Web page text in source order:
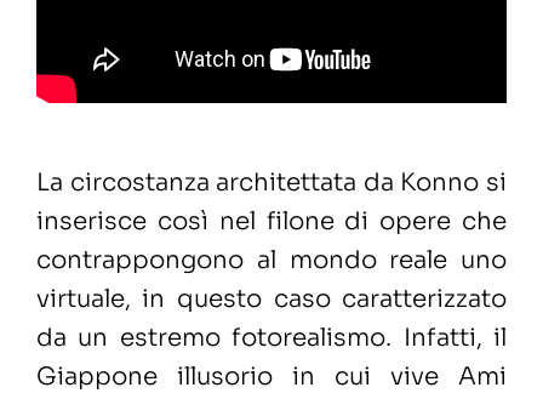
La circostanza architettata da Konno si
inserisce così nel filone di opere che
contrappongono al mondo reale uno
virtuale, in questo caso caratterizzato
da un estremo fotorealismo. Infatti, il
Giappone illusorio in cui vive Ami